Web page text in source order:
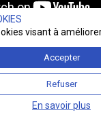
diffusées
Z : Théo Keraudren
ICI
visant à
Accepter
Refuser
En savoir plus